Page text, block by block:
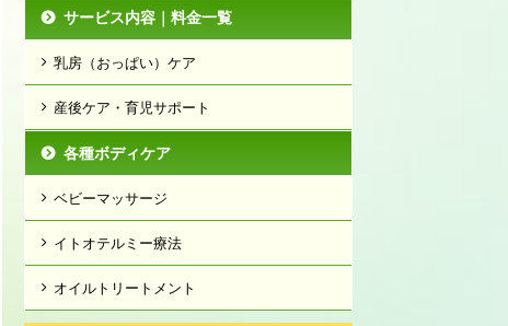
サービス内容｜料金一覧
乳房（おっぱい）ケア
産後ケア・育児サポート
各種ボディケア
ベビーマッサージ
イトオテルミー療法
オイルトリートメント